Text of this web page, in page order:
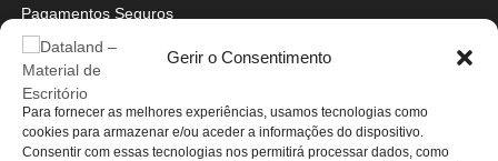
Gerir o Consentimento
Para fornecer as melhores experiências, usamos tecnologias como
cookies para armazenar e/ou aceder a informações do dispositivo.
Consentir com essas tecnologias nos permitirá processar dados, como
Pagamentos Seguros
Livre de Resolução
Livro de Reclamações
Contactos